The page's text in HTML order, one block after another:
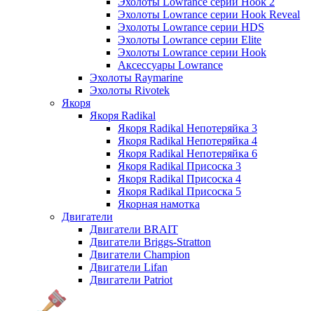
Эхолоты Lowrance серии Hook Reveal
Эхолоты Lowrance серии HDS
Эхолоты Lowrance серии Elite
Эхолоты Lowrance серии Hook
Аксессуары Lowrance
Эхолоты Raymarine
Эхолоты Rivotek
Якоря
Якоря Radikal
Якоря Radikal Непотеряйка 3
Якоря Radikal Непотеряйка 4
Якоря Radikal Непотеряйка 6
Якоря Radikal Присоска 3
Якоря Radikal Присоска 4
Якоря Radikal Присоска 5
Якорная намотка
Двигатели
Двигатели BRAIT
Двигатели Briggs-Stratton
Двигатели Champion
Двигатели Lifan
Двигатели Patriot